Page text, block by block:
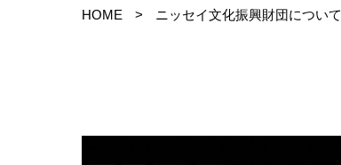
HOME > ニッセイ文化振興財団について